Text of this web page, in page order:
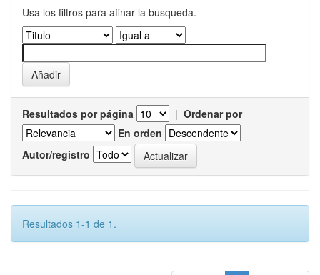
Usa los filtros para afinar la busqueda.
Resultados por página | Ordenar por
En orden
Autor/registro
Resultados 1-1 de 1.